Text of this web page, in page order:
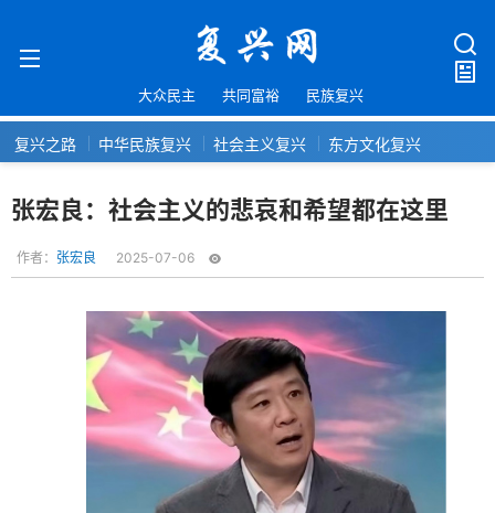
大众民主 共同富裕 民族复兴
复兴之路 中华民族复兴 社会主义复兴 东方文化复兴
张宏良：社会主义的悲哀和希望都在这里
作者： 张宏良 2025-07-06